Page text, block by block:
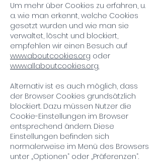
Um mehr über Cookies zu erfahren, u.
a. wie man erkennt, welche Cookies
gesetzt wurden und wie man sie
verwaltet, löscht und blockiert,
empfehlen wir einen Besuch auf
www.aboutcookies.org oder
www.allaboutcookies.org.
Alternativ ist es auch möglich, dass
der Browser Cookies grundsätzlich
blockiert. Dazu müssen Nutzer die
Cookie-Einstellungen im Browser
entsprechend ändern. Diese
Einstellungen befinden sich
normalerweise im Menü des Browsers
unter „Optionen“ oder „Präferenzen“.